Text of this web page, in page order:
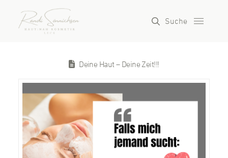
Suche
Deine Haut – Deine Zeit!!!